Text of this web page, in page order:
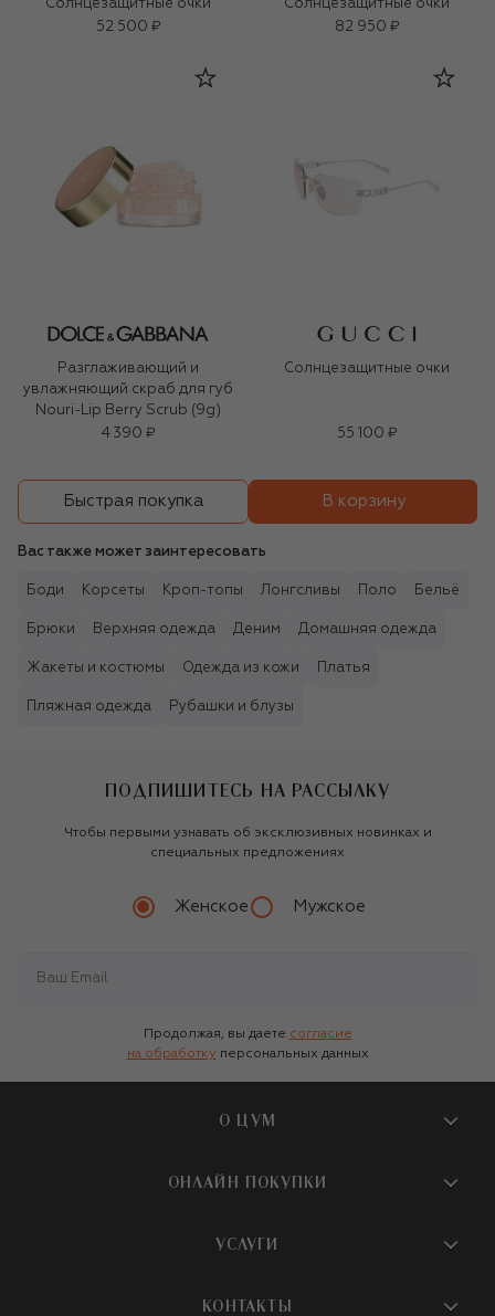
Солнцезащитные очки
52 500 ₽
Солнцезащитные очки
82 950 ₽
Разглаживающий и
увлажняющий скраб для губ
Nouri-Lip Berry Scrub (9g)
4 390 ₽
Солнцезащитные очки
55 100 ₽
Быстрая покупка В корзину
Вас также может заинтересовать
Боди Корсеты Кроп-топы Лонгсливы Поло Бельё
Брюки Верхняя одежда Деним Домашняя одежда
Жакеты и костюмы Одежда из кожи Платья
Пляжная одежда Рубашки и блузы
ПОДПИШИТЕСЬ НА РАССЫЛКУ
Чтобы первыми узнавать об эксклюзивных новинках и
специальных предложениях
Женское Мужское
Продолжая, вы даете согласие
на обработку персональных данных
О ЦУМ
О магазине
Бутики и ПВЗ ЦУМ
ОНЛАЙН ПОКУПКИ
Доставка
УСЛУГИ
КОНТАКТЫ